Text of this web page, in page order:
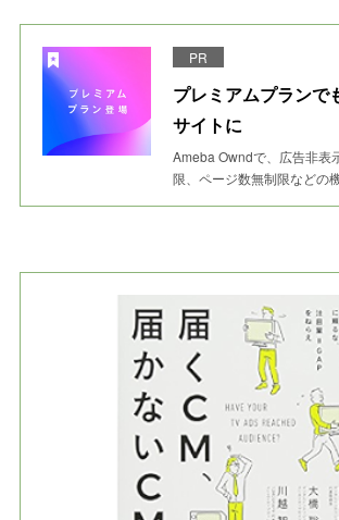
PR
プレミアムプランで
サイトに
Ameba Owndで、広告非表
限、ページ数無制限などの